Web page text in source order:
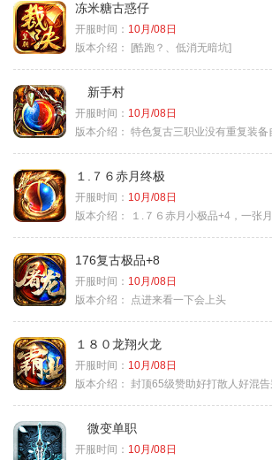
冻米糖古惑仔
开服时间： 10月/08日
版本介绍：
[酷跑？、低消无暗坑]
新手村
开服时间： 10月/08日
版本介绍： 特色复古三职业没有重复装备自
１.７６赤月终极
开服时间： 10月/08日
版本介绍：
１.７６赤月小极品+4，一张月卡
176复古极品+8
开服时间： 10月/08日
版本介绍：
点进来看一下会上头
１８０龙翔火龙
开服时间： 10月/08日
版本介绍： 封顶65级赞助好打散人好混告
微变单职
开服时间： 10月/08日